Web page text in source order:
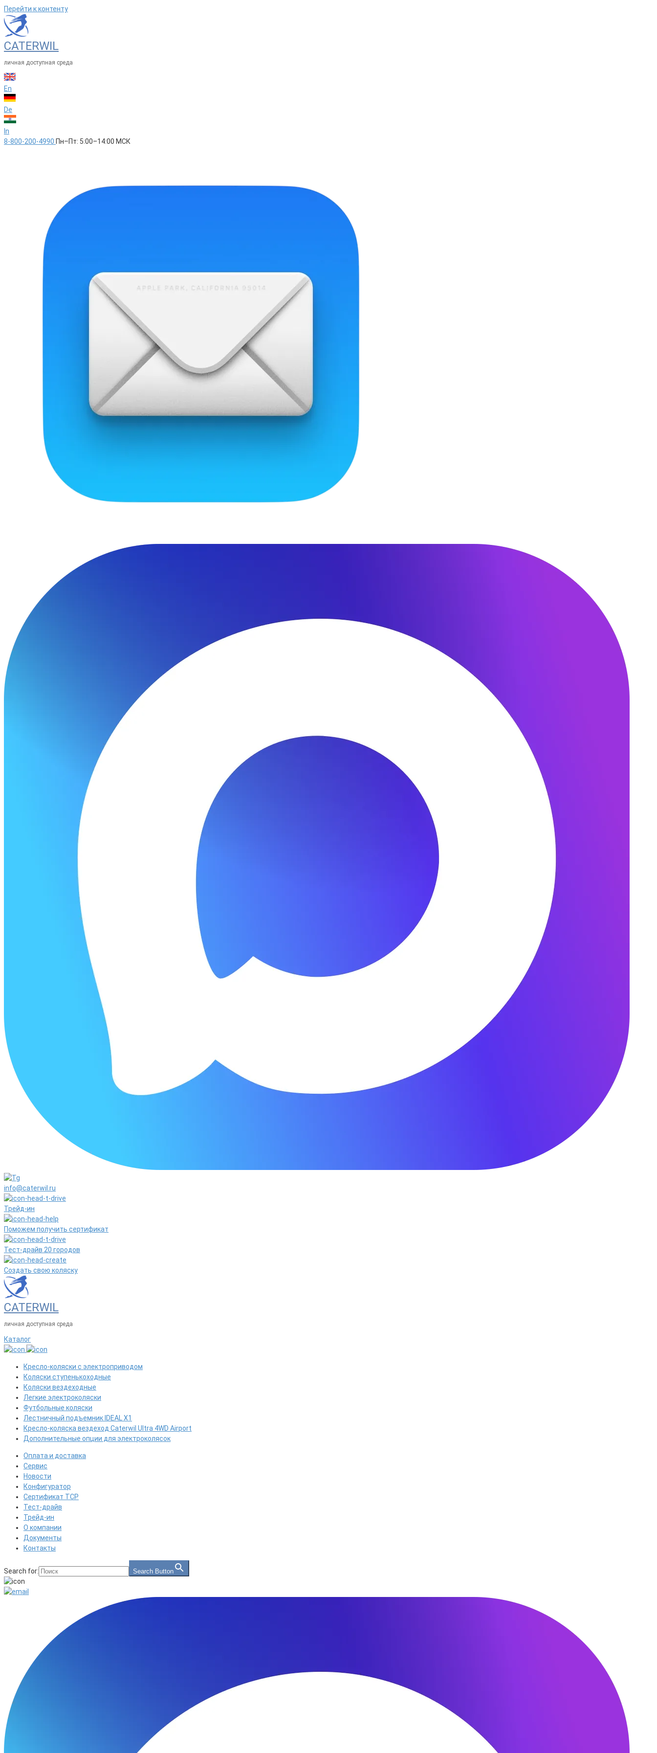
Перейти к контенту
CATERWIL
личная доступная среда
En
De
In
8-800-200-4990 Пн–Пт: 5:00–14:00 МСК
info@caterwil.ru
Трейд-ин
Поможем получить сертификат
Тест-драйв 20 городов
Создать свою коляску
CATERWIL
личная доступная среда
Каталог
Кресло-коляски с электроприводом
Коляски ступенькоходные
Коляски вездеходные
Легкие электроколяски
Футбольные коляски
Лестничный подъемник IDEAL X1
Кресло-коляска вездеход Caterwil Ultra 4WD Airport
Дополнительные опции для электроколясок
Оплата и доставка
Сервис
Новости
Конфигуратор
Сертификат ТСР
Тест-драйв
Трейд-ин
О компании
Документы
Контакты
Search for: Search Button